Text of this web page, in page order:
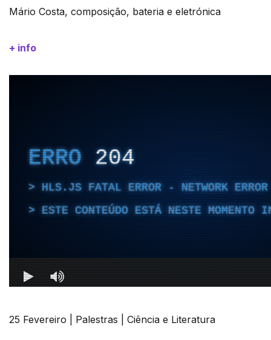
Mário Costa, composição, bateria e eletrónica
+ info
25 Fevereiro | Palestras | Ciência e Literatura